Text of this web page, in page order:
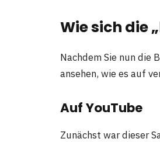
Wie sich die „
Nachdem Sie nun die
ansehen, wie es auf
Auf YouTube
Zunächst war dieser